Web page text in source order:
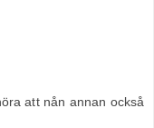
att nån annan också